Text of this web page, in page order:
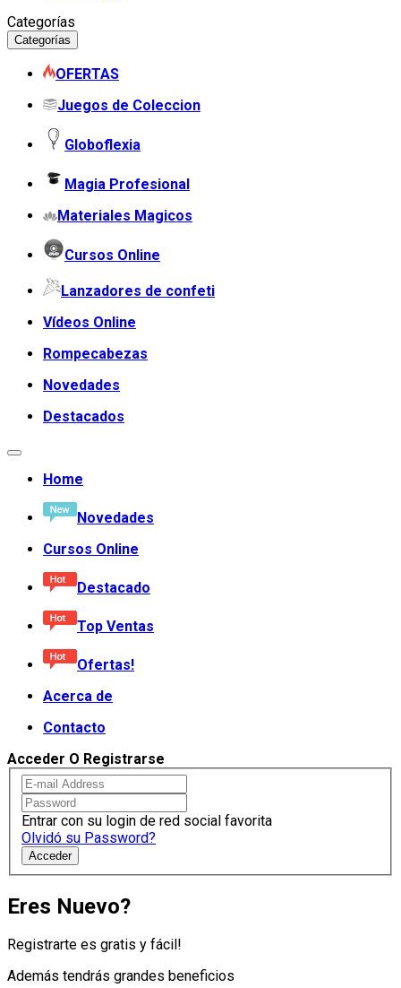
Categorías
Categorías
OFERTAS
Juegos de Coleccion
Globoflexia
Magia Profesional
Materiales Magicos
Cursos Online
Lanzadores de confeti
Vídeos Online
Rompecabezas
Novedades
Destacados
Home
Novedades
Cursos Online
Destacado
Top Ventas
Ofertas!
Acerca de
Contacto
Acceder O Registrarse
Entrar con su login de red social favorita
Olvidó su Password?
Acceder
Eres Nuevo?
Registrarte es gratis y fácil!
Además tendrás grandes beneficios